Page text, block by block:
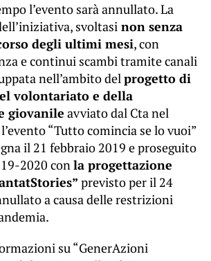
l’evento sarà annullato. La
svoltasi non senza
degli ultimi mesi, con
e continui scambi tramite canali
nell’ambito delprogetto di
volontariato e della
giovanile avviato dal Cta nel
“Tutto comincia se lo vuoi”
il 21 febbraio 2019 e proseguito
2020 conla progettazione
previsto per il 24
a causa delle restrizioni
su “GenerAzioni